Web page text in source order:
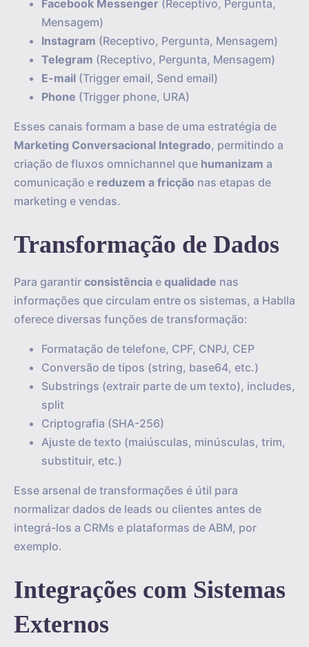
Facebook Messenger (Receptivo, Pergunta,
Mensagem)
Instagram (Receptivo, Pergunta, Mensagem)
Telegram (Receptivo, Pergunta, Mensagem)
E-mail (Trigger email, Send email)
Phone (Trigger phone, URA)
Esses canais formam a base de uma estratégia de
Marketing Conversacional Integrado, permitindo a
criação de fluxos omnichannel que humanizam a
comunicação e reduzem a fricção nas etapas de
marketing e vendas.
Transformação de Dados
Para garantir consistência e qualidade nas
informações que circulam entre os sistemas, a Hablla
oferece diversas funções de transformação:
Formatação de telefone, CPF, CNPJ, CEP
Conversão de tipos (string, base64, etc.)
Substrings (extrair parte de um texto), includes,
split
Criptografia (SHA-256)
Ajuste de texto (maiúsculas, minúsculas, trim,
substituir, etc.)
Esse arsenal de transformações é útil para
normalizar dados de leads ou clientes antes de
integrá-los a CRMs e plataformas de ABM, por
exemplo.
Integrações com Sistemas
Externos